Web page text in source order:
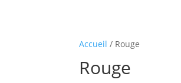
Accueil / Rouge
Rouge